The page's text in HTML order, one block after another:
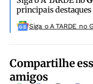
principais destaques
Siga o A TARDE no
Compartilhe
amigos